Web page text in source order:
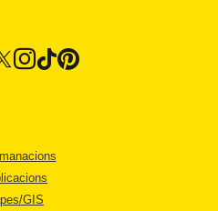
GIS